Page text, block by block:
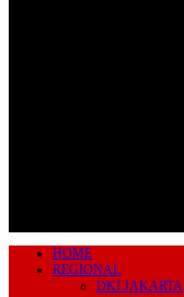
HOME
REGIONAL
DKI JAKARTA